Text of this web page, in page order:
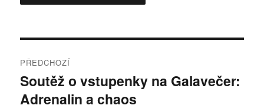
pro
příspěvek
PŘEDCHOZÍ
Předchozí
příspěvek:
Soutěž o vstupenky na Galavečer:
Adrenalin a chaos